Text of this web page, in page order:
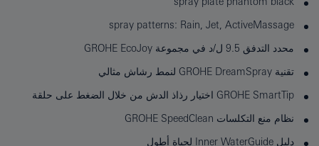
spray patterns: Rain, Jet, ActiveMassage
محدد التدفق 9.5 ل/د في مجموعة GROHE EcoJoy
تقنية GROHE DreamSpray لنمط رشاش مثالي
GROHE SmartTip اختيار رذاذ الدش من خلال الضغط على حلقة
نظام منع التكلسات GROHE SpeedClean
دليل Inner WaterGuide لحياة أطول